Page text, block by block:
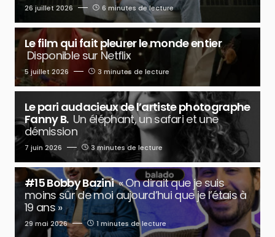
26 juillet 2026 6 minutes de lecture
Le film qui fait pleurer le monde entier
Disponible sur Netflix
5 juillet 2026 3 minutes de lecture
Le pari audacieux de l’artiste photographe
Fanny B. Un éléphant, un safari et une
démission
7 juin 2026 3 minutes de lecture
#15 Bobby Bazini « On dirait que je suis
moins sûr de moi aujourd’hui que je l’étais à
19 ans »
29 mai 2026 1 minutes de lecture